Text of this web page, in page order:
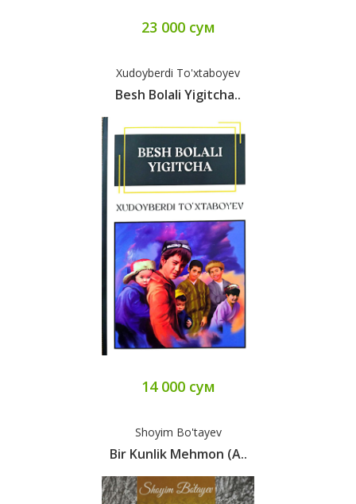
23 000 сум
Xudoyberdi To'xtaboyev
Besh Bolali Yigitcha..
14 000 сум
Shoyim Bo'tayev
Bir Kunlik Mehmon (А..